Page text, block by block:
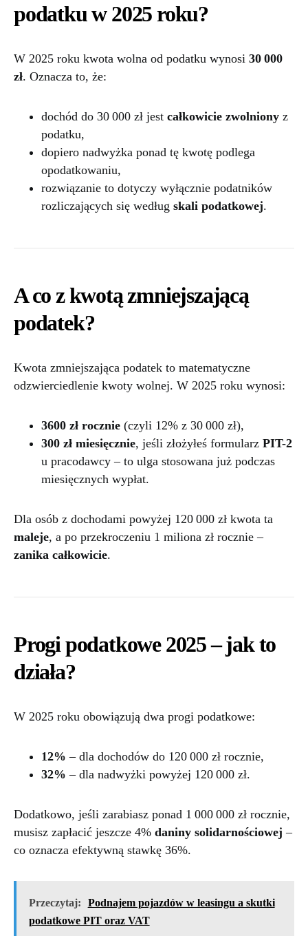
podatku w 2025 roku?
W 2025 roku kwota wolna od podatku wynosi 30 000
zł. Oznacza to, że:
dochód do 30 000 zł jest całkowicie zwolniony z
podatku,
dopiero nadwyżka ponad tę kwotę podlega
opodatkowaniu,
rozwiązanie to dotyczy wyłącznie podatników
rozliczających się według skali podatkowej.
A co z kwotą zmniejszającą
podatek?
Kwota zmniejszająca podatek to matematyczne
odzwierciedlenie kwoty wolnej. W 2025 roku wynosi:
3600 zł rocznie (czyli 12% z 30 000 zł),
300 zł miesięcznie, jeśli złożyłeś formularz PIT-2
u pracodawcy – to ulga stosowana już podczas
miesięcznych wypłat.
Dla osób z dochodami powyżej 120 000 zł kwota ta
maleje, a po przekroczeniu 1 miliona zł rocznie –
zanika całkowicie.
Progi podatkowe 2025 – jak to
działa?
W 2025 roku obowiązują dwa progi podatkowe:
12% – dla dochodów do 120 000 zł rocznie,
32% – dla nadwyżki powyżej 120 000 zł.
Dodatkowo, jeśli zarabiasz ponad 1 000 000 zł rocznie,
musisz zapłacić jeszcze 4% daniny solidarnościowej –
co oznacza efektywną stawkę 36%.
Przeczytaj:
Podnajem pojazdów w leasingu a skutki
podatkowe PIT oraz VAT